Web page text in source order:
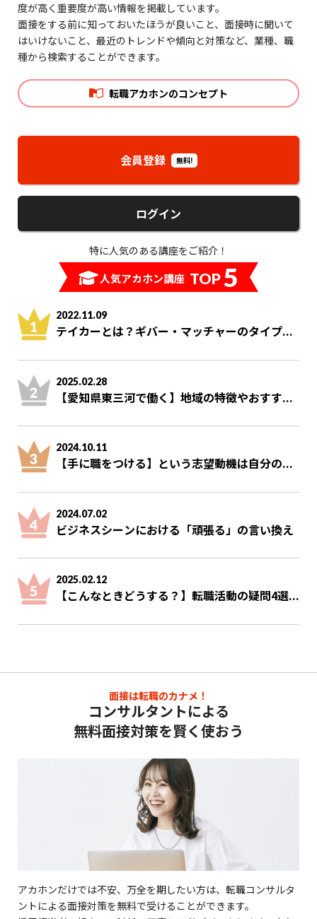
度が高く重要度が高い情報を掲載しています。
面接をする前に知っておいたほうが良いこと、面接時に聞いて
はいけないこと、最近のトレンドや傾向と対策など、業種、職
種から検索することができます。
転職アカホンのコンセプト
会員登録 無料!
ログイン
特に人気のある講座をご紹介！
人気アカホン講座 TOP5
2022.11.09
テイカーとは？ギバー・マッチャーのタイプ...
2025.02.28
【愛知県東三河で働く】地域の特徴やおすす...
2024.10.11
【手に職をつける】という志望動機は自分の...
2024.07.02
ビジネスシーンにおける「頑張る」の言い換え
2025.02.12
【こんなときどうする？】転職活動の疑問4選...
面接は転職のカナメ！
コンサルタントによる
無料面接対策を賢く使おう
アカホンだけでは不安、万全を期したい方は、転職コンサルタ
ントによる面接対策を無料で受けることができます。